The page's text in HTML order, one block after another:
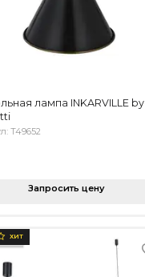
лампа INKARVILLE by
T49652
Запросить цену
ХИТ